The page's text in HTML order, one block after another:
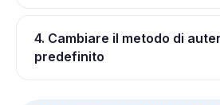
4. Cambiare il metodo di
predefinito